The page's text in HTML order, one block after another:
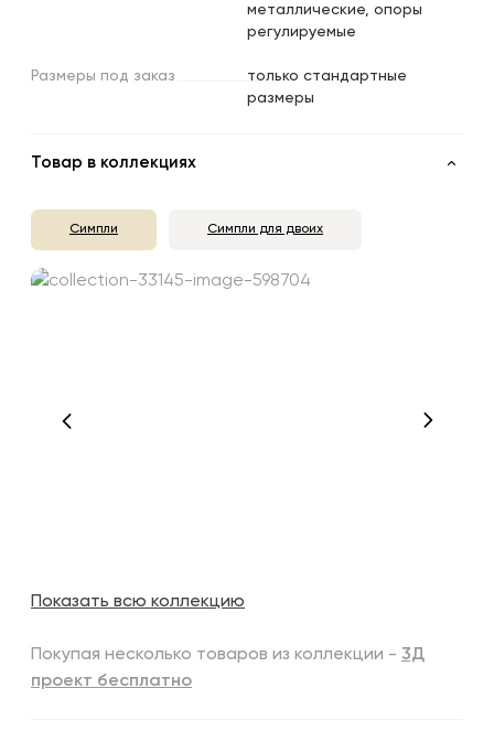
металлические, опоры
регулируемые
Размеры под заказ
только стандартные
размеры
Товар в коллекциях
Симпли Симпли для двоих
Показать всю коллекцию
Покупая несколько товаров из коллекции - 3Д
проект бесплатно